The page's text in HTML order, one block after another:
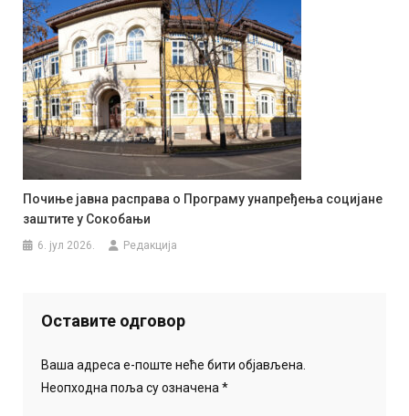
Почиње јавна расправа о Програму унапређења социјане
заштите у Сокобањи
6. јул 2026. Редакција
Оставите одговор
Ваша адреса е-поште неће бити објављена.
Неопходна поља су означена*